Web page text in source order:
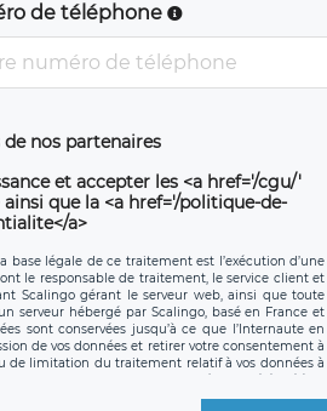
de téléphone
nos partenaires
et accepter les <a href='/cgu/'
que la <a href='/politique-de-
a>
légale de ce traitement est l’exécution d’une
le responsable de traitement, le service client et
Scalingo gérant le serveur web, ainsi que toute
serveur hébergé par Scalingo, basé en France et
sont conservées jusqu’à ce que l’Internaute en
de vos données et retirer votre consentement à
de limitation du traitement relatif à vos données à
pouvez exercer ces droits auprès du délégué à la
et est joignable à l’adresse mail suivante :